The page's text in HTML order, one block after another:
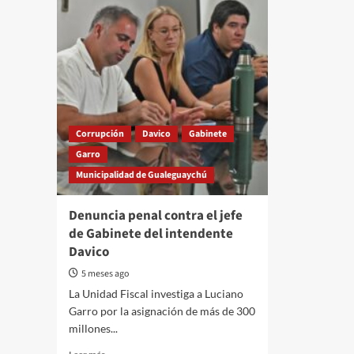
Corrupción Davico
Gabinete
Garro
Municipalidad de Gualeguaychú
Denuncia penal contra el jefe
de Gabinete del intendente
Davico
5 meses ago
La Unidad Fiscal investiga a Luciano
Garro por la asignación de más de 300
millones...